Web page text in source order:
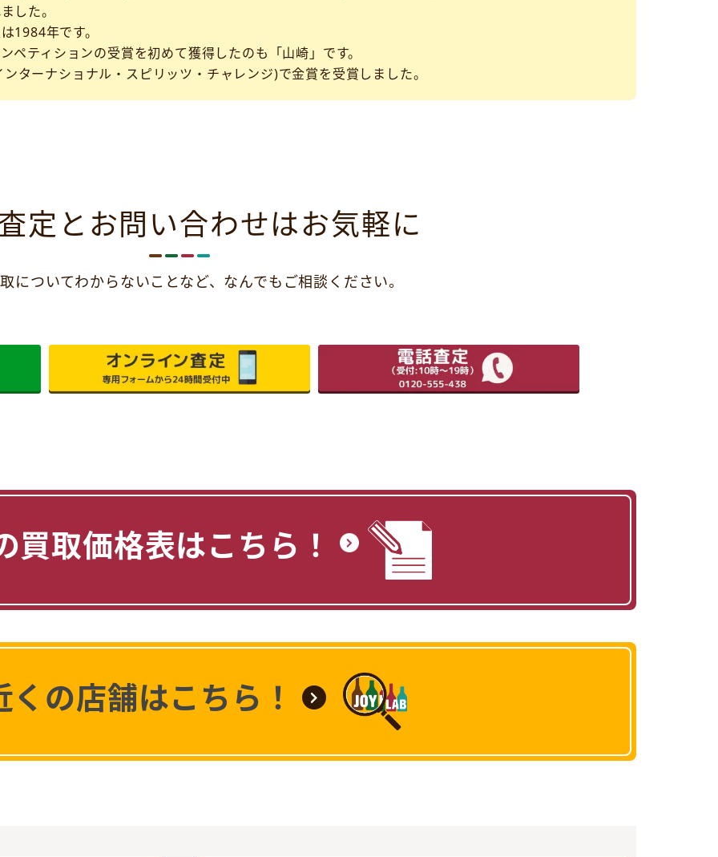
した。
1984年です。
ペティションの受賞を初めて獲得したのも「山崎」です。
ターナショナル・スピリッツ・チャレンジ)で金賞を受賞しました。
定とお問い合わせはお気軽に
についてわからないことなど、 なんでもご相談ください。
買取価格表はこちら！
くの店舗はこちら！